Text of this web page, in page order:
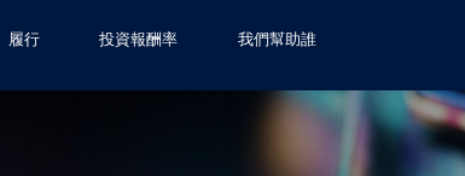
履行 投資報酬率 我們幫助誰